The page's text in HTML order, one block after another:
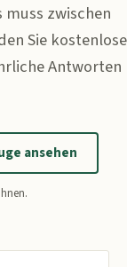
zwischen
Sie kostenlose
Antworten
ansehen